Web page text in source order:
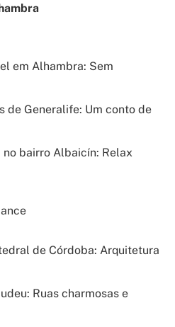
em Alhambra: Sem
de Generalife: Um conto de
no bairro Albaicín: Relax
de Córdoba: Arquitetura
Ruas charmosas e